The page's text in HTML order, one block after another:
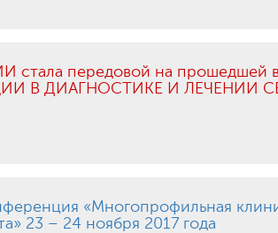
передовой на прошедшей
В ДИАГНОСТИКЕ И ЛЕЧЕНИИ
«Многопрофильная
23 – 24 ноября 2017 года